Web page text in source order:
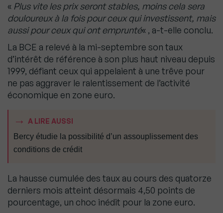
« Plus vite les prix seront stables, moins cela sera
douloureux à la fois pour ceux qui investissent, mais
aussi pour ceux qui ont emprunté« , a-t-elle conclu.
La BCE a relevé à la mi-septembre son taux
d’intérêt de référence à son plus haut niveau depuis
1999, défiant ceux qui appelaient à une trêve pour
ne pas aggraver le ralentissement de l’activité
économique en zone euro.
A LIRE AUSSI
Bercy étudie la possibilité d’un assouplissement des
conditions de crédit
La hausse cumulée des taux au cours des quatorze
derniers mois atteint désormais 4,50 points de
pourcentage, un choc inédit pour la zone euro.